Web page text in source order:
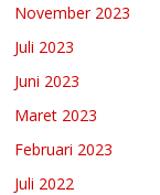
November 2023
Juli 2023
Juni 2023
Maret 2023
Februari 2023
Juli 2022